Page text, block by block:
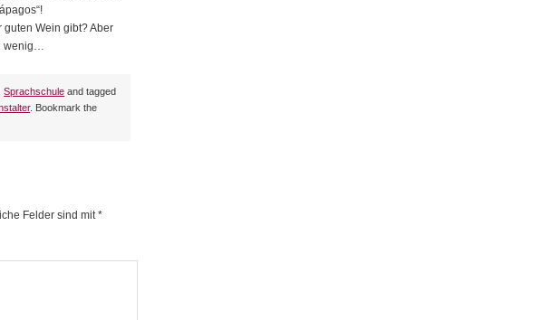
Wein gibt? Aber
wenig…
,Sprachschule and tagged
. Bookmark the
Felder sind mit*